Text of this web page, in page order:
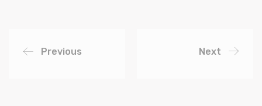
Previous Next